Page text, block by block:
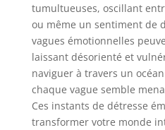
tumultueuses, oscillant
ou même un sentiment de
vagues émotionnelles
laissant désorienté et
naviguer à travers un
chaque vague semble
Ces instants de détresse
transformer votre monde